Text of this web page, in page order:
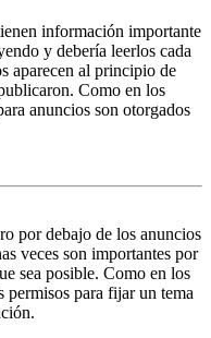
información importante
y debería leerlos cada
aparecen al principio de
Como en los
anuncios son otorgados
por debajo de los anuncios
veces son importantes por
sea posible. Como en los
permisos para fijar un tema